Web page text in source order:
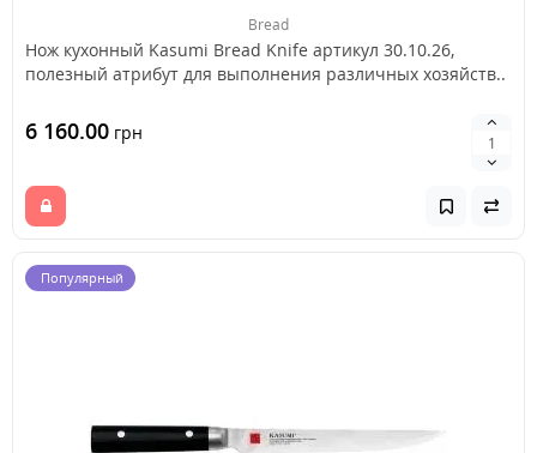
Bread
Нож кухонный Kasumi Bread Knife артикул 30.10.26,
полезный атрибут для выполнения различных хозяйств..
6 160.00 грн
Популярный